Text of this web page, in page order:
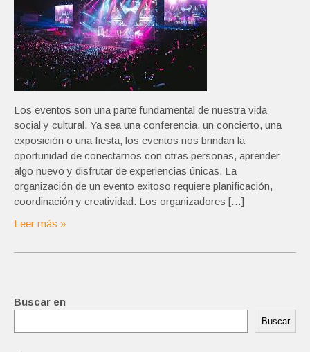
Los eventos son una parte fundamental de nuestra vida
social y cultural. Ya sea una conferencia, un concierto, una
exposición o una fiesta, los eventos nos brindan la
oportunidad de conectarnos con otras personas, aprender
algo nuevo y disfrutar de experiencias únicas. La
organización de un evento exitoso requiere planificación,
coordinación y creatividad. Los organizadores […]
Leer más »
Buscar en
Buscar